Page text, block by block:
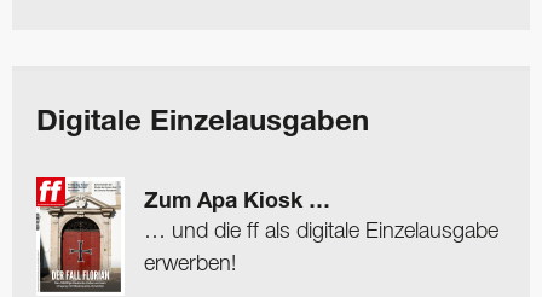
Digitale Einzelausgaben
Zum Apa Kiosk …
… und die ff als digitale Einzelausgabe
erwerben!